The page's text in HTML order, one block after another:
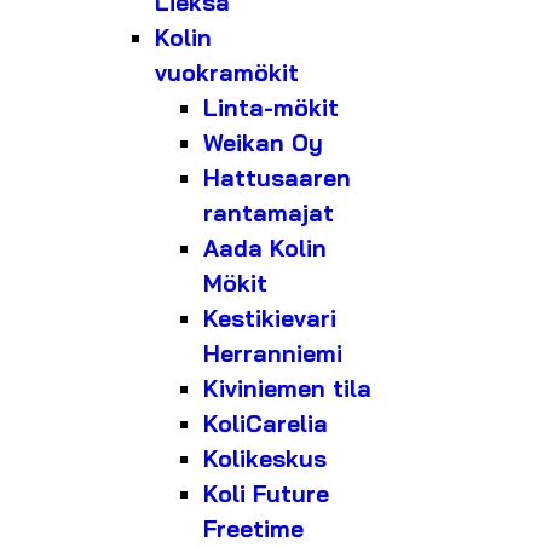
Kolin
vuokramökit
Linta-mökit
Weikan Oy
Hattusaaren
rantamajat
Aada Kolin
Mökit
Kestikievari
Herranniemi
Kiviniemen tila
KoliCarelia
Kolikeskus
Koli Future
Freetime